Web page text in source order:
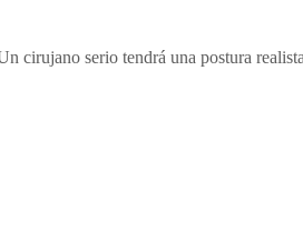
cirujano serio tendrá una postura